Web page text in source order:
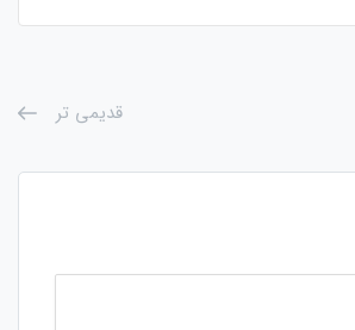
قدیمی تر